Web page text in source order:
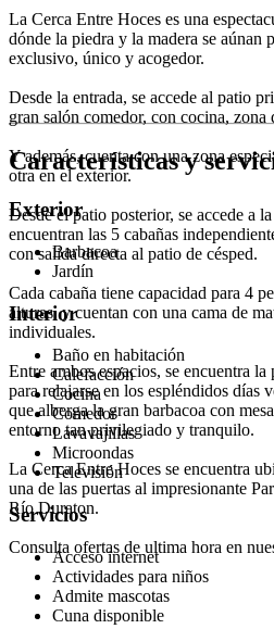
La Cerca Entre Hoces es una
dónde la piedra y la madera se aúnan
exclusivo, único y acogedor.
Desde la entrada, se accede al patio
gran salón comedor, con cocina, zona
Y además, cuenta con una zona
otra en el exterior.
Desde el patio posterior, se accede a
encuentran las 5 cabañas
con salida directa al patio de césped.
Cada cabaña tiene capacidad para 4
alturas, y cuentan con una cama de
individuales.
Entre ambos espacios, se encuentra
para relajarse en los espléndidos días
que alberga la gran barbacoa con
entorno tan privilegiado y tranquilo.
La Cerca Entre Hoces se encuentra
una de las puertas al impresionante
Río Duraton.
Consulta ofertas de ultima hora en
Características y
Exterior
Barbacoa
Jardín
Interior
Baño en habitación
Calefacción
Cocina
Comedor
Lavavajillas
Microondas
Televisión
Servicios
Acceso internet
Actividades para niños
Admite mascotas
Cuna disponible